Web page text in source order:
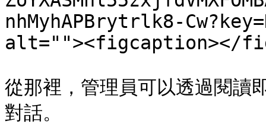
nhMyhAPBrytrlk8-
alt=""><figcaption></
從那裡，管理員可以透過閱讀
對話。